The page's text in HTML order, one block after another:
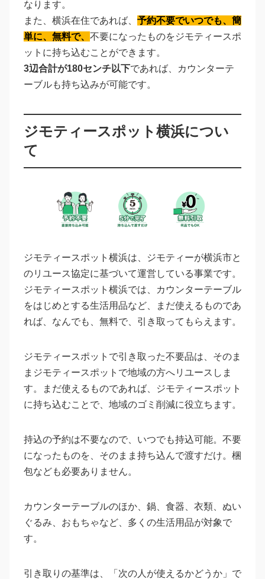
なります。
また、横浜在住であれば、 予約不要でいつでも、簡
単に、無料で、 不要になったものをジモティースポ
ットに持ち込むことができます。
3辺合計が180センチ以下であれば、カウンターテ
ーブルも持ち込みが可能です。
ジモティースポット横浜につい
て
ジモティースポット横浜は、ジモティーが横浜市と
のリユース協定に基づいて運営している事業です。
ジモティースポット横浜では、カウンターテーブル
をはじめとする生活用品など、まだ使えるものであ
れば、なんでも、無料で、引き取ってもらえます。
ジモティースポットで引き取った不要品は、そのま
まジモティースポットで地域の方へリユースしま
す。まだ使えるものであれば、ジモティースポット
に持ち込むことで、地域のゴミ削減に役立ちます。
持込の予約は不要なので、いつでも持込可能。不要
になったものを、そのまま持ち込んで渡すだけ。梱
包なども必要ありません。
カウンターテーブルのほか、鍋、食器、衣類、ぬい
ぐるみ、おもちゃなど、多くの生活用品が対象で
す。
引き取りの基準は、「次の人が使えるかどうか」で